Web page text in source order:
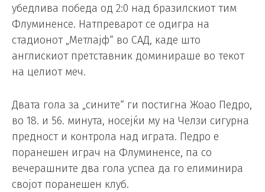
убедлива победа од 2:0 над бразилскиот тим
Флуминенсе. Натпреварот се одигра на
стадионот „Метлајф“ во САД, каде што
англискиот претставник доминираше во текот
на целиот меч.
Двата гола за „сините“ ги постигна Жоао Педро,
во 18. и 56. минута, носејќи му на Челзи сигурна
предност и контрола над играта. Педро е
поранешен играч на Флуминенсе, па со
вечерашните два гола успеа да го елиминира
својот поранешен клуб.